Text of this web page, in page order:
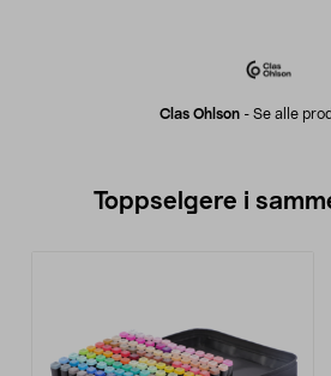
Clas Ohlson- Se alle
Toppselgere i